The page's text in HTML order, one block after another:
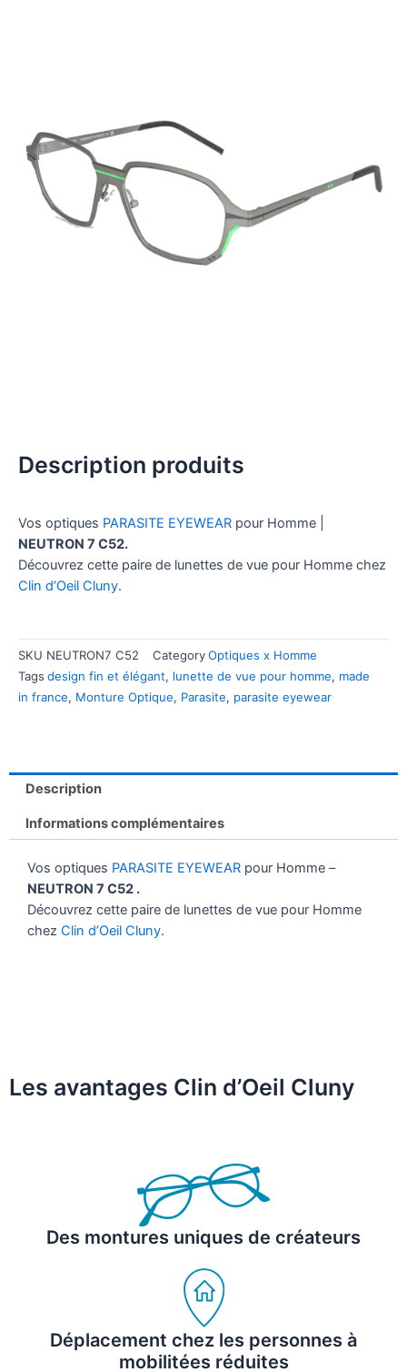
Description produits
Vos optiques PARASITE EYEWEAR pour Homme |
NEUTRON 7 C52.
Découvrez cette paire de lunettes de vue pour Homme chez
Clin d’Oeil Cluny.
SKU NEUTRON7 C52 CategoryOptiques x Homme
Tags design fin et élégant, lunette de vue pour homme, made
in france, Monture Optique, Parasite, parasite eyewear
Description
Informations complémentaires
Vos optiques PARASITE EYEWEAR pour Homme –
NEUTRON 7 C52 .
Découvrez cette paire de lunettes de vue pour Homme
chez Clin d’Oeil Cluny.
Les avantages Clin d’Oeil Cluny
Des montures uniques de créateurs
Déplacement chez les personnes à
mobilitées réduites